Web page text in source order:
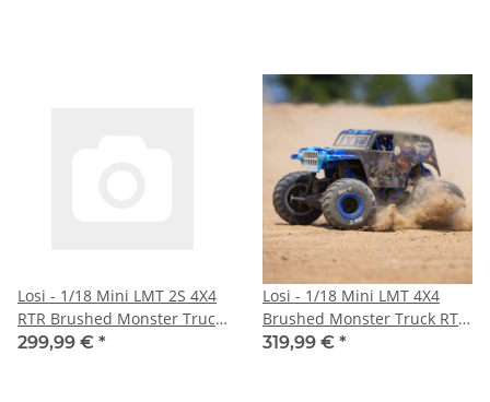
Losi - 1/18 Mini LMT 2S 4X4
RTR Brushed Monster Truck
(Battery & Charger Included)
299,99 € *
Losi - 1/18 Mini LMT 4X4
Brushed Monster Truck RTR
Son-Uva Digger
319,99 € *